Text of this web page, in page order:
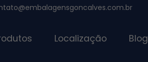
Localização Blog